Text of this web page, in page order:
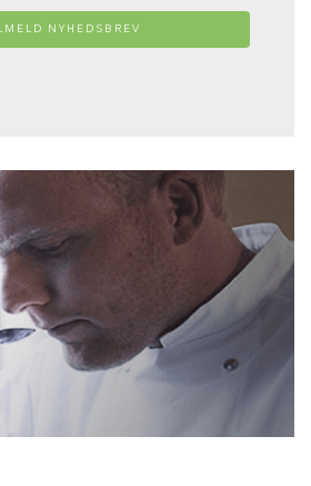
TILMELD NYHEDSBREV